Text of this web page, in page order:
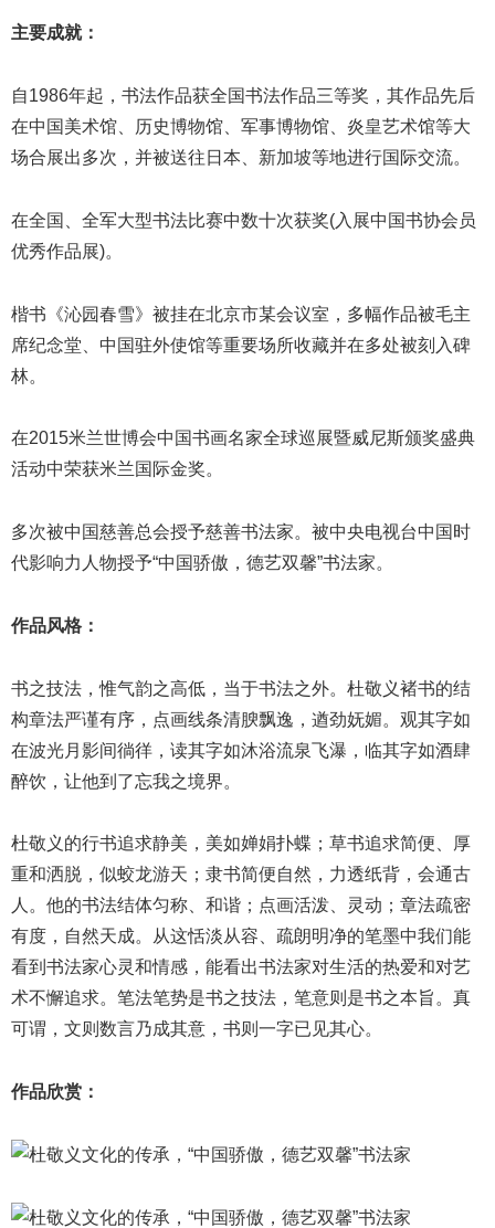
主要成就：
自1986年起，书法作品获全国书法作品三等奖，其作品先后
在中国美术馆、历史博物馆、军事博物馆、炎皇艺术馆等大
场合展出多次，并被送往日本、新加坡等地进行国际交流。
在全国、全军大型书法比赛中数十次获奖(入展中国书协会员
优秀作品展)。
楷书《沁园春雪》被挂在北京市某会议室，多幅作品被毛主
席纪念堂、中国驻外使馆等重要场所收藏并在多处被刻入碑
林。
在2015米兰世博会中国书画名家全球巡展暨威尼斯颁奖盛典
活动中荣获米兰国际金奖。
多次被中国慈善总会授予慈善书法家。被中央电视台中国时
代影响力人物授予“中国骄傲，德艺双馨”书法家。
作品风格：
书之技法，惟气韵之高低，当于书法之外。杜敬义褚书的结
构章法严谨有序，点画线条清腴飘逸，遒劲妩媚。观其字如
在波光月影间徜徉，读其字如沐浴流泉飞瀑，临其字如酒肆
醉饮，让他到了忘我之境界。
杜敬义的行书追求静美，美如婵娟扑蝶；草书追求简便、厚
重和洒脱，似蛟龙游天；隶书简便自然，力透纸背，会通古
人。他的书法结体匀称、和谐；点画活泼、灵动；章法疏密
有度，自然天成。从这恬淡从容、疏朗明净的笔墨中我们能
看到书法家心灵和情感，能看出书法家对生活的热爱和对艺
术不懈追求。笔法笔势是书之技法，笔意则是书之本旨。真
可谓，文则数言乃成其意，书则一字已见其心。
作品欣赏：